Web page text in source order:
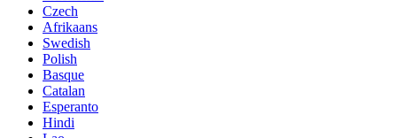
Czech
Afrikaans
Swedish
Polish
Basque
Catalan
Esperanto
Hindi